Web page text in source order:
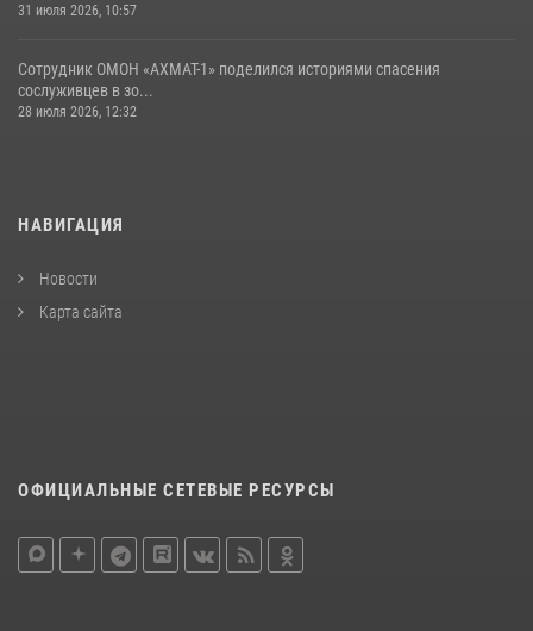
31 июля 2026, 10:57
Сотрудник ОМОН «АХМАТ-1» поделился историями спасения
сослуживцев в зо...
28 июля 2026, 12:32
НАВИГАЦИЯ
Новости
Карта сайта
ОФИЦИАЛЬНЫЕ СЕТЕВЫЕ РЕСУРСЫ